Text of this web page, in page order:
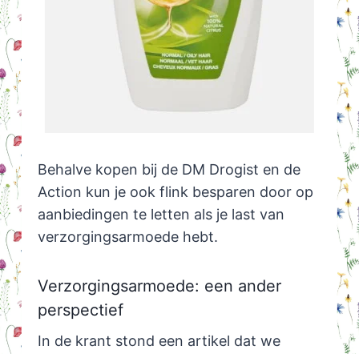
Behalve kopen bij de DM Drogist en de
Action kun je ook flink besparen door op
aanbiedingen te letten als je last van
verzorgingsarmoede hebt.
Verzorgingsarmoede: een ander
perspectief
In de krant stond een artikel dat we